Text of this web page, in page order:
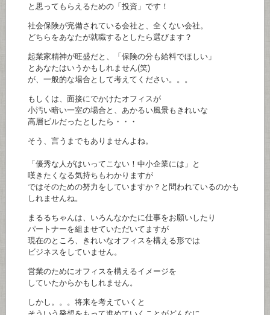
と思ってもらえるための「投資」です！
社会保険が完備されている会社と、全くない会社。
どちらをあなたが就職するとしたら選びます？
起業家精神が旺盛だと、「保険の分も給料でほしい」
とあなたはいうかもしれません(笑)
が、一般的な場合として考えてください。。。
もしくは、面接にでかけたオフィスが
小汚い暗い一室の場合と、あかるい風景もきれいな
高層ビルだったとしたら・・・
そう、言うまでもありませんよね。
「優秀な人がはいってこない！中小企業には」と
嘆きたくなる気持ちもわかりますが
ではそのための努力をしていますか？と問われているのかも
しれませんね。
まるるちゃんは、いろんなかたに仕事をお願いしたり
パートナーを組ませていただいてますが
現在のところ、きれいなオフィスを構える形では
ビジネスをしていません。
営業のためにオフィスを構えるイメージを
していたからかもしれません。
しかし。。。将来を考えていくと